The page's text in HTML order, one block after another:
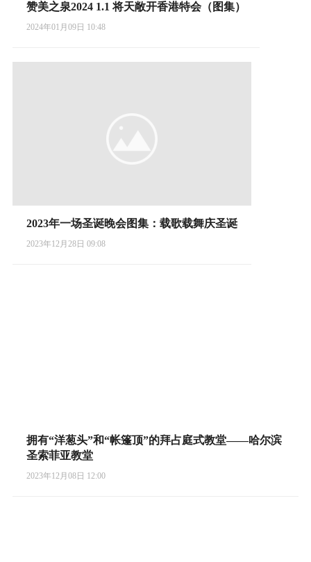
赞美之泉2024 1.1 将天敞开香港特会（图集）
2024年01月09日 10:48
2023年一场圣诞晚会图集：载歌载舞庆圣诞
2023年12月28日 09:08
拥有“洋葱头”和“帐篷顶”的拜占庭式教堂——哈尔滨
圣索菲亚教堂
2023年12月08日 12:00